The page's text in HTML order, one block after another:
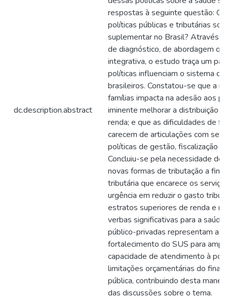
dc.description.abstract
respostas à seguinte questão:
políticas públicas e tributárias
suplementar no Brasil? Através
de diagnóstico, de abordagem
integrativa, o estudo traça um
políticas influenciam o sistema
brasileiros. Constatou-se que a
famílias impacta na adesão aos
iminente melhorar a distribuição
renda; e que as dificuldades de
carecem de articulações com
políticas de gestão, fiscalização
Concluiu-se pela necessidade
novas formas de tributação a fim
tributária que encarece os
urgência em reduzir o gasto
estratos superiores de renda e
verbas significativas para a
público-privadas representam a
fortalecimento do SUS para
capacidade de atendimento à
limitações orçamentárias do
pública, contribuindo desta
das discussões sobre o tema.